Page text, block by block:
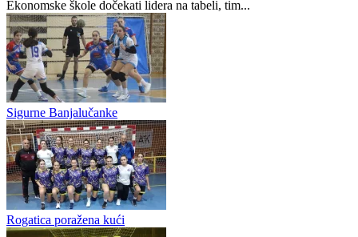
Knežopoljka u Brčkom
Rukometašice „Sedmerca“ imaće težak zadatak u predstojećem 13.
kolu m:tel Prve lige Republike Srpske. Brčanke će u sali
Ekonomske škole dočekati lidera na tabeli, tim...